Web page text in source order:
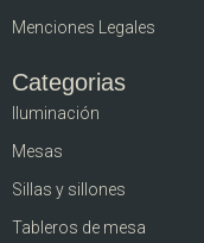
Menciones Legales
Categorias
Iluminación
Mesas
Sillas y sillones
Tableros de mesa